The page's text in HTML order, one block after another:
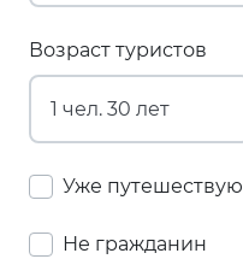
Возраст туристов
Уже путешествую
Не гражданин